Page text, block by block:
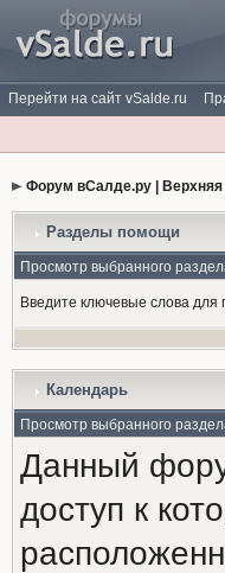
Перейти на сайт vSalde.ru
Форум вСалде.ру |
Разделы помощи
Просмотр выбранного
Введите ключевые слова для
Календарь
Просмотр выбранного
Данный
доступ к